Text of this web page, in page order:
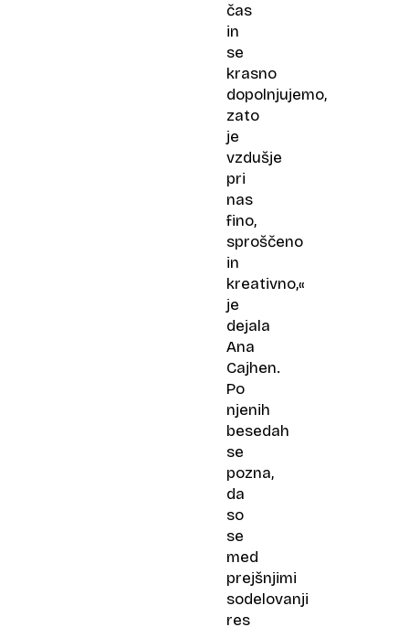
čas
in
se
krasno
dopolnjujemo,
zato
je
vzdušje
pri
nas
fino,
sproščeno
in
kreativno,«
je
dejala
Ana
Cajhen.
Po
njenih
besedah
se
pozna,
da
so
se
med
prejšnjimi
sodelovanji
res